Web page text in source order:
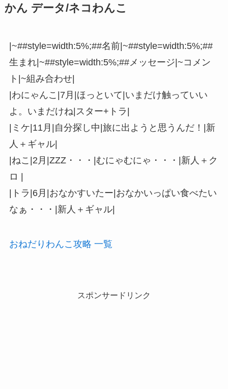
かん データ/ネコわんこ
|~##style=width:5%;##名前|~##style=width:5%;##
生まれ|~##style=width:5%;##メッセージ|~コメン
ト|~組み合わせ|
|わにゃんこ|7月|ほっといて|いまだけ触っていい
よ。いまだけね|スター+トラ|
|ミケ|11月|自分探し中|旅に出ようと思うんだ！|新
人＋ギャル|
|ねこ|2月|ZZZ・・・|むにゃむにゃ・・・|新人＋ク
ロ |
|トラ|6月|おなかすいたー|おなかいっぱい食べたい
なぁ・・・|新人＋ギャル|
おねだりわんこ攻略 一覧
スポンサードリンク